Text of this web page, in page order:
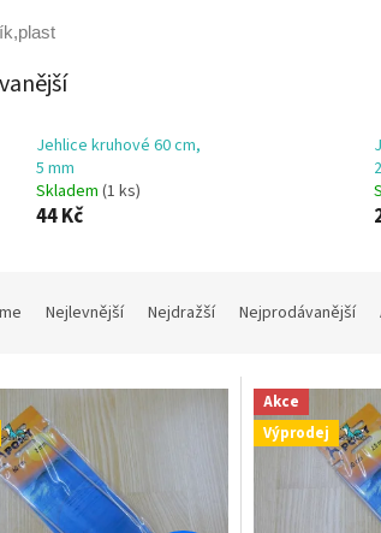
Jehlice kruhové 60 cm,
5 mm
Skladem (1 ks)
44 Kč
Nejlevnější Nejdražší Nejprodávanější
Akce
Výprodej